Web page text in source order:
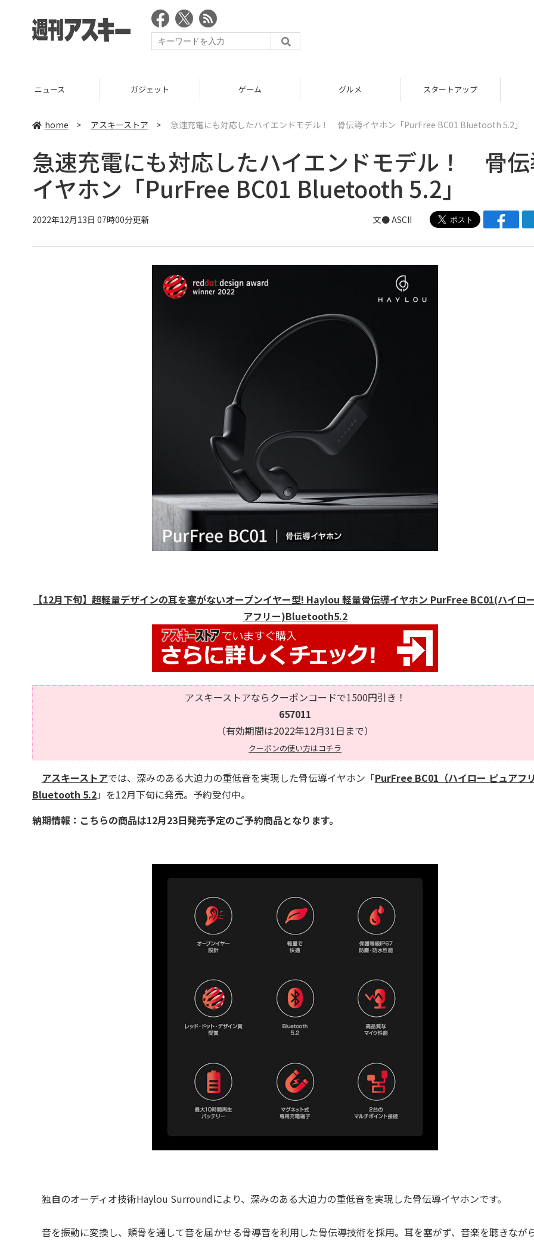
ニュース ガジェット ゲーム グルメ スタートアップ
home > アスキーストア > 急速充電にも対応したハイエンドモデル！ 骨伝導イヤホン「PurFree BC01 Bluetooth 5.2」
急速充電にも対応したハイエンドモデル！ 骨
イヤホン「PurFree BC01 Bluetooth 5.2」
2022年12月13日 07時00分更新 文● ASCII
【12月下旬】超軽量デザインの耳を塞がないオープンイヤー型! Haylou 軽量骨伝導イヤホン PurFree BC01(ハイロ
アフリー)Bluetooth5.2
アスキーストアならクーポンコードで1500円引き！
657011
（有効期間は2022年12月31日まで）
クーポンの使い方はコチラ
アスキーストアでは、深みのある大迫力の重低音を実現した骨伝導イヤホン「PurFree BC01（ハイロー ピュアフリ
Bluetooth 5.2」を12月下旬に発売。予約受付中。
納期情報：こちらの商品は12月23日発売予定のご予約商品となります。
独自のオーディオ技術Haylou Surroundにより、深みのある大迫力の重低音を実現した骨伝導イヤホンです。
音を振動に変換し、頬骨を通して音を届かせる骨導音を利用した骨伝導技術を採用。耳を塞がず、音楽を聴きなが